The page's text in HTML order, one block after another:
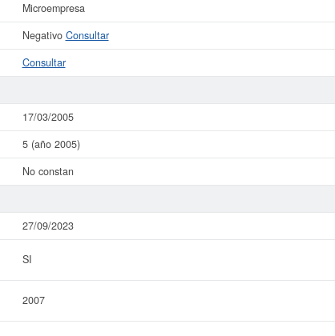
Microempresa
Negativo Consultar
Consultar
17/03/2005
5 (año 2005)
No constan
27/09/2023
SI
2007